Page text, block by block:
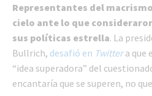
Representantes del
cielo ante lo que
sus políticas estrella. La
Bullrich, desafió en Twittera que
“idea superadora” del
encantaría que se superen, no